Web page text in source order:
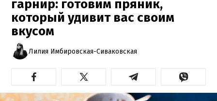
гарнир: готовим пряник,
который удивит вас своим
вкусом
Лилия Имбировская-Сиваковская